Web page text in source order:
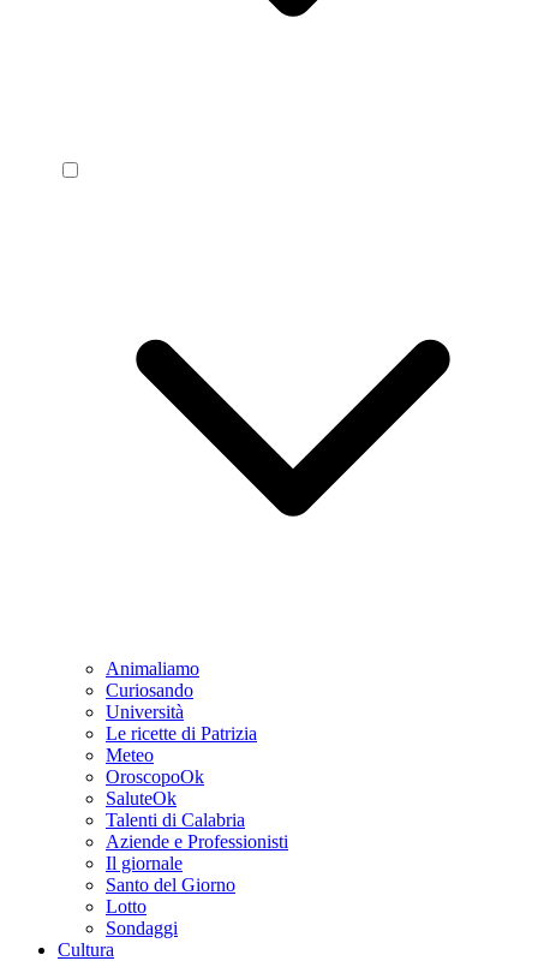
Animaliamo
Curiosando
Università
Le ricette di Patrizia
Meteo
OroscopoOk
SaluteOk
Talenti di Calabria
Aziende e Professionisti
Il giornale
Santo del Giorno
Lotto
Sondaggi
Cultura